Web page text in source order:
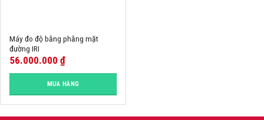
Máy đo độ bằng phằng mặt
đường IRI
56.000.000 ₫
MUA HÀNG